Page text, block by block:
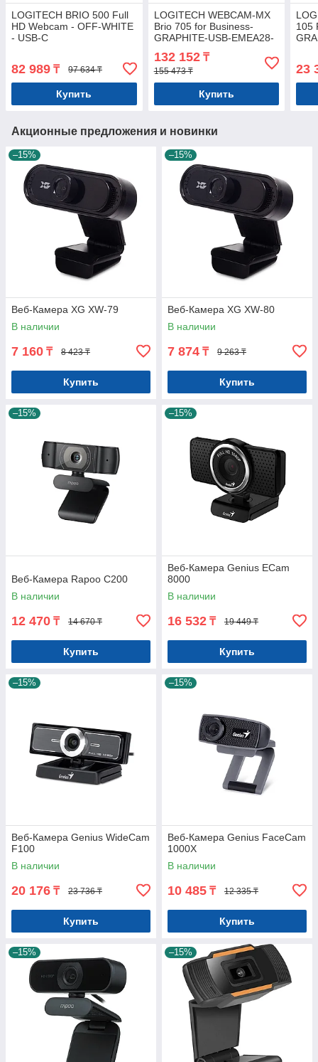
LOGITECH BRIO 500 Full
HD Webcam - OFF-WHITE
- USB-C
82 989 ₸ 97 634 ₸
Купить
LOGITECH WEBCAM-MX
Brio 705 for Business-
GRAPHITE-USB-EMEA28-
132 152₸
155 473 ₸
Купить
105
23
Акционные предложения и новинки
–15%
Веб-Камера XG XW-79
В наличии
7 160 ₸ 8 423 ₸
Купить
–15%
Веб-Камера XG XW-80
В наличии
7 874 ₸ 9 263 ₸
Купить
–15%
Веб-Камера Rapoo C200
В наличии
12 470 ₸ 14 670 ₸
Купить
–15%
Веб-Камера Genius ECam
8000
В наличии
16 532 ₸ 19 449 ₸
Купить
–15%
Веб-Камера Genius WideCam
F100
В наличии
20 176 ₸ 23 736 ₸
Купить
–15%
Веб-Камера Genius FaceCam
1000X
В наличии
10 485 ₸ 12 335 ₸
Купить
–15% –15%